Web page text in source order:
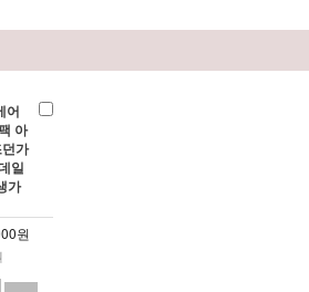
어
아
가
일
가
원